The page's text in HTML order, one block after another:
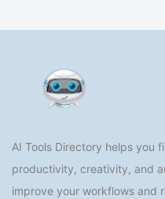
AI Tools Directory helps you
productivity, creativity, and
improve your workflows and